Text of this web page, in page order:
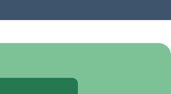
Saúde de
SP.